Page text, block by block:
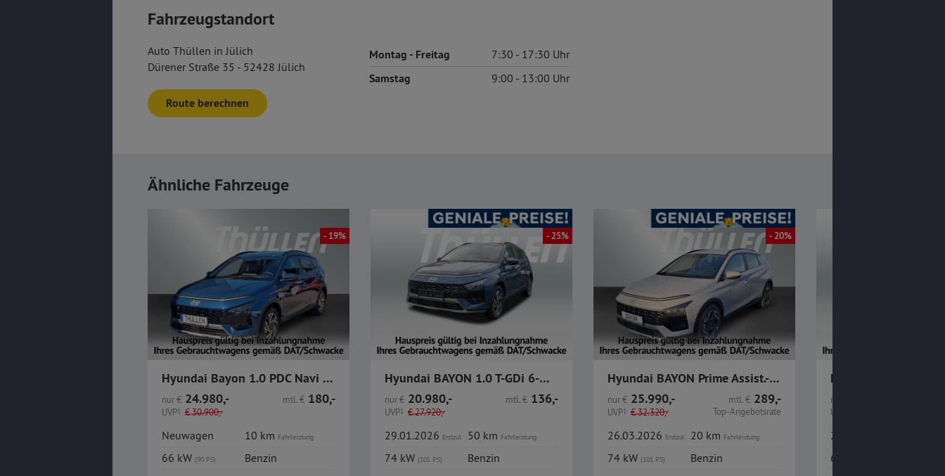
Fahrzeugstandort
Auto Thüllen in Jülich
Dürener Straße 35 - 52428 Jülich
Route berechnen
Montag - Freitag 7:30 17:30
Samstag 9:00 13:00
Ähnliche Fahrzeuge
- 19%
Hyundai Bayon 1.0 PDC Navi Rückfahrkamera Sitzheizung
nur€ 24.980,-
UVP1 €30.900,-
mtl.€ 180,-
Neuwagen 10 km Fahrleistung
66 kW (90 PS)
Benzin
- 25%
Hyundai BAYON 1.0 T-GDi 6-MT Trend Komfortpaket
nur€ 20.980,-
UVP1 €27.920,-
mtl.€ 136,-
29.01.2026 Erstzul. 50 km Fahrleistung
74 kW (101 PS)
Benzin
- 20%
Hyundai BAYON Prime Assist.-Paket DCT 1.0 Turbo Benzin
nur€ 25.990,-
UVP1 €32.320,-
mtl.€ 289,-
Top-Angebotsrate
26.03.2026 Erstzul. 20 km Fahrleistung
74 kW (101 PS)
Benzin
nur
UVP
29.06.2026
66 kW